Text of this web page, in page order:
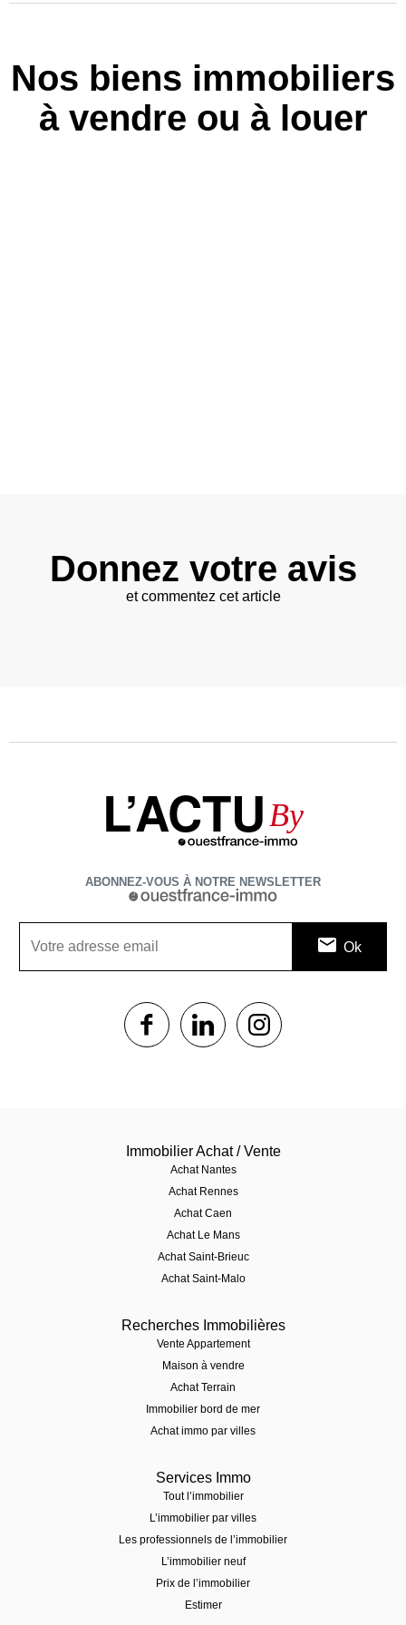
Nos biens immobiliers
à vendre ou à louer
Donnez votre avis
et commentez cet article
L’ACTUBy
ABONNEZ-VOUS À NOTRE NEWSLETTER
1$s 1$s
Immobilier Achat / Vente
Achat Nantes
Achat Rennes
Achat Caen
Achat Le Mans
Achat Saint-Brieuc
Achat Saint-Malo
Recherches Immobilières
Vente Appartement
Maison à vendre
Achat Terrain
Immobilier bord de mer
Achat immo par villes
Services Immo
Tout l’immobilier
L’immobilier par villes
Les professionnels de l’immobilier
L’immobilier neuf
Prix de l’immobilier
Estimer